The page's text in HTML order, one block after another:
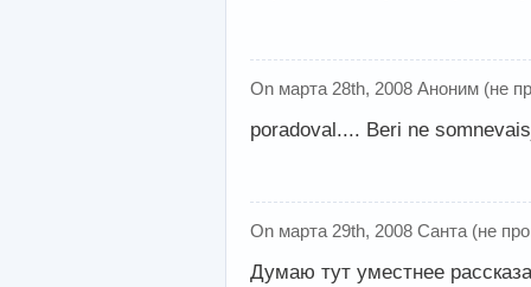
On марта 28th, 2008 Аноним (не
poradoval.... Beri ne
On марта 29th, 2008 Санта (не
Думаю тут уместнее